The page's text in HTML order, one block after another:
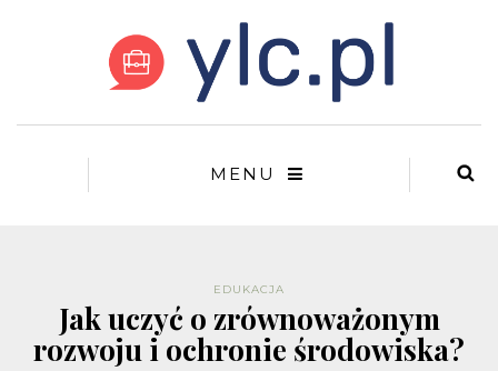
MENU
EDUKACJA
Jak uczyć o zrównoważonym
rozwoju i ochronie środowiska?